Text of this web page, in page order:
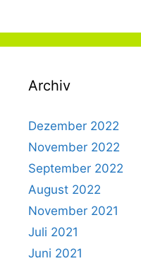
Archiv
Dezember 2022
November 2022
September 2022
August 2022
November 2021
Juli 2021
Juni 2021